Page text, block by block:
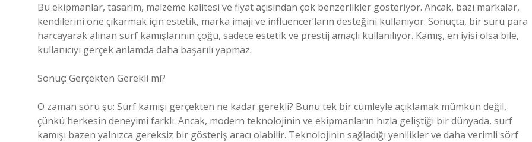
Bu ekipmanlar, tasarım, malzeme kalitesi ve fiyat açısından çok benzerlikler gösteriyor. Ancak, bazı markalar,
kendilerini öne çıkarmak için estetik, marka imajı ve influencer’ların desteğini kullanıyor. Sonuçta, bir sürü para
harcayarak alınan surf kamışlarının çoğu, sadece estetik ve prestij amaçlı kullanılıyor. Kamış, en iyisi olsa bile,
kullanıcıyı gerçek anlamda daha başarılı yapmaz.
Sonuç: Gerçekten Gerekli mi?
O zaman soru şu: Surf kamışı gerçekten ne kadar gerekli? Bunu tek bir cümleyle açıklamak mümkün değil,
çünkü herkesin deneyimi farklı. Ancak, modern teknolojinin ve ekipmanların hızla geliştiği bir dünyada, surf
kamışı bazen yalnızca gereksiz bir gösteriş aracı olabilir. Teknolojinin sağladığı yenilikler ve daha verimli sörf